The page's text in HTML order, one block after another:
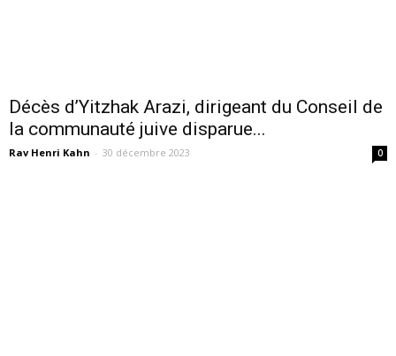
Décès d’Yitzhak Arazi, dirigeant du Conseil de
la communauté juive disparue...
Rav Henri Kahn - 30 décembre 2023 0